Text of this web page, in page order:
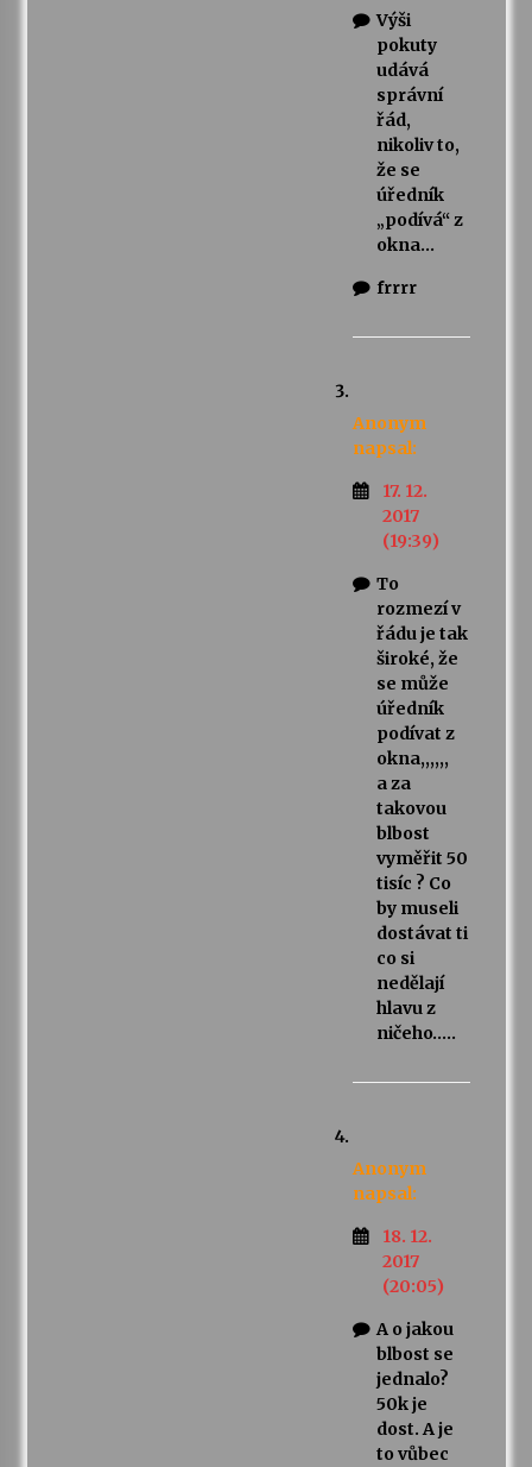
Výši
pokuty
udává
správní
řád,
nikoliv to,
že se
úředník
„podívá“ z
okna…
frrrr
Anonym
napsal:
17. 12.
2017
(19:39)
To
rozmezí v
řádu je tak
široké, že
se může
úředník
podívat z
okna,,,,,,
a za
takovou
blbost
vyměřit 50
tisíc ? Co
by museli
dostávat ti
co si
nedělají
hlavu z
ničeho…..
Anonym
napsal:
18. 12.
2017
(20:05)
A o jakou
blbost se
jednalo?
50k je
dost. A je
to vůbec